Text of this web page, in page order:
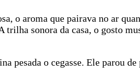
o aroma que pairava no ar
sonora da casa, o gosto
pesada o cegasse. Ele parou de